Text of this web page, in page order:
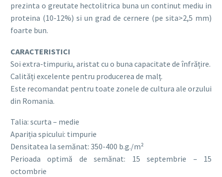
prezinta o greutate hectolitrica buna un continut mediu in
proteina (10-12%) si un grad de cernere (pe sita>2,5 mm)
foarte bun.
CARACTERISTICI
Soi extra-timpuriu, aristat cu o buna capacitate de înfrățire.
Calități excelente pentru producerea de malț.
Este recomandat pentru toate zonele de cultura ale orzului
din Romania.
Talia: scurta – medie
Apariția spicului: timpurie
Densitatea la semănat: 350-400 b.g./m²
Perioada optimă de semănat: 15 septembrie – 15
octombrie